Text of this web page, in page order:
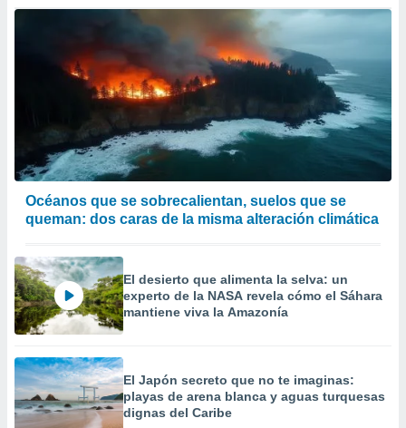
Océanos que se sobrecalientan, suelos que se
queman: dos caras de la misma alteración climática
El desierto que alimenta la selva: un
experto de la NASA revela cómo el Sáhara
mantiene viva la Amazonía
El Japón secreto que no te imaginas:
playas de arena blanca y aguas turquesas
dignas del Caribe